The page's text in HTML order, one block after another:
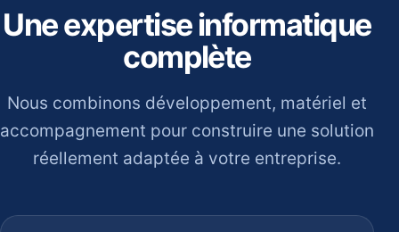
Une expertise informatique
complète
Nous combinons développement, matériel et
accompagnement pour construire une solution
réellement adaptée à votre entreprise.